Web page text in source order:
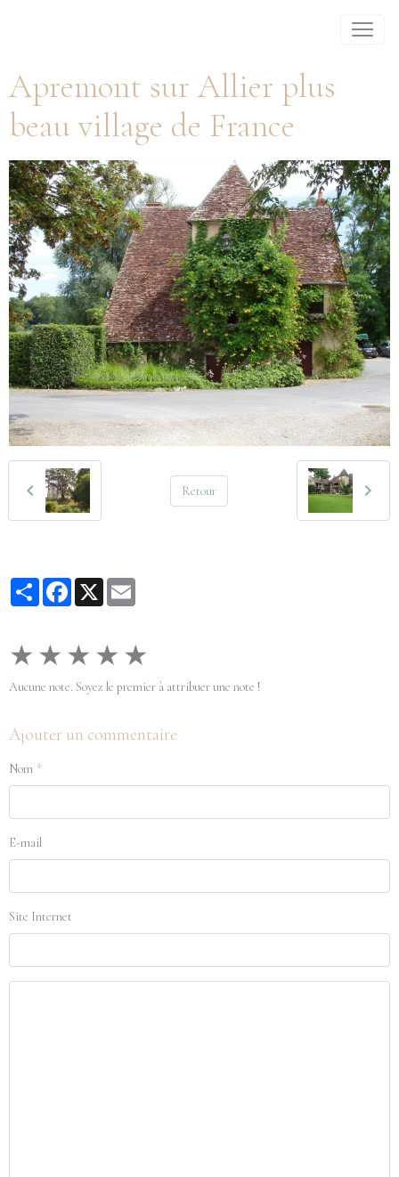
Apremont sur Allier plus
beau village de France
Retour
PartagerFacebook
X
★ ★ ★ ★ ★
Aucune note. Soyez le premier à attribuer une note !
Ajouter un commentaire
Nom
E-mail
Site Internet